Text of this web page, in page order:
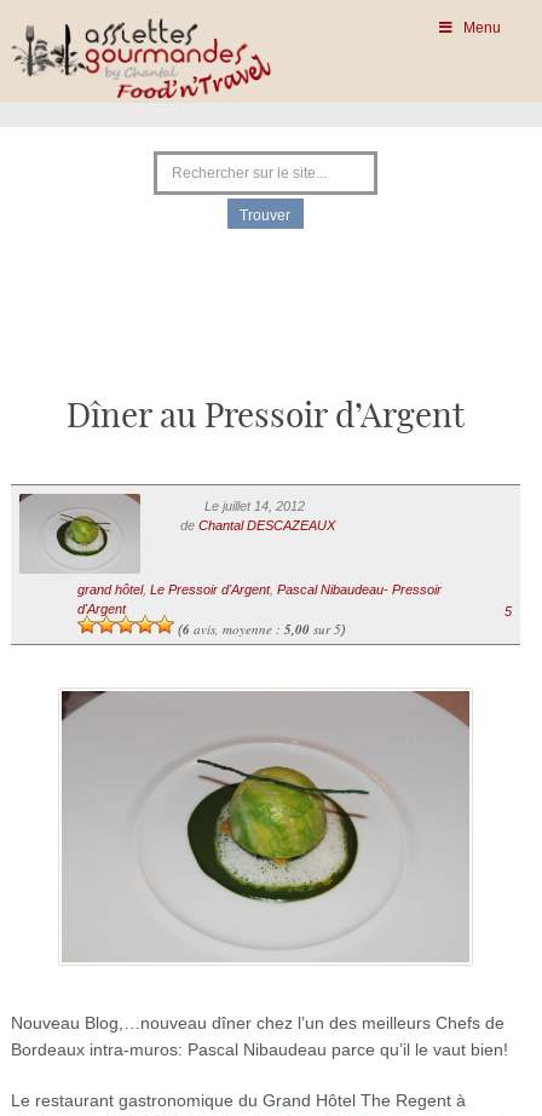
Menu
Dîner au Pressoir d’Argent
Le juillet 14, 2012
de Chantal DESCAZEAUX
grand hôtel, Le Pressoir d'Argent, Pascal Nibaudeau- Pressoir
d'Argent
(6avis, moyenne : 5,00sur 5)
5
Nouveau Blog,…nouveau dîner chez l’un des meilleurs Chefs de
Bordeaux intra-muros: Pascal Nibaudeau parce qu’il le vaut bien!
Le restaurant gastronomique du Grand Hôtel The Regent à